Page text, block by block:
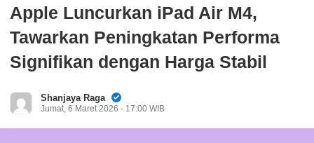
Apple Luncurkan iPad Air M4,
Tawarkan Peningkatan Performa
Signifikan dengan Harga Stabil
Shanjaya Raga
Jumat, 6 Maret 2026 - 17:00 WIB